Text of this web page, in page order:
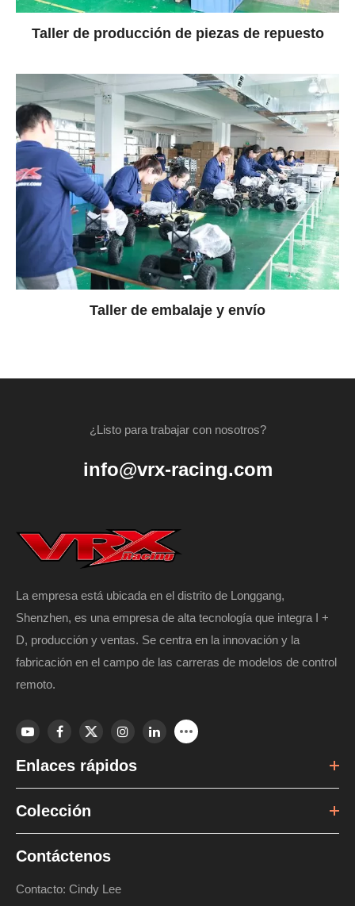
Taller de producción de piezas de repuesto
Taller de embalaje y envío
¿Listo para trabajar con nosotros?
info@vrx-racing.com
La empresa está ubicada en el distrito de Longgang,
Shenzhen, es una empresa de alta tecnología que integra I +
D, producción y ventas. Se centra en la innovación y la
fabricación en el campo de las carreras de modelos de control
remoto.
Enlaces rápidos
Colección
Contáctenos
Contacto: Cindy Lee